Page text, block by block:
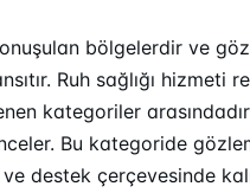
bölgelerdir ve
Ruh sağlığı hizmeti
kategoriler
Bu kategoride
destek çerçevesinde